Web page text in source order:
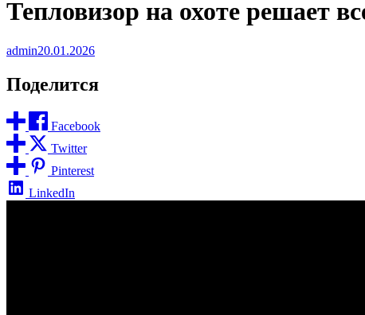
Тепловизор на охоте решает
admin20.01.2026
Поделится
Facebook
Twitter
Pinterest
LinkedIn